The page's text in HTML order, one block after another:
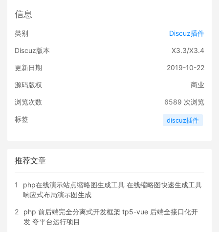
信息
类别 Discuz插件
Discuz版本 X3.3/X3.4
更新日期 2019-10-22
源码版权 商业
浏览次数 6589 次浏览
标签 discuz插件
推荐文章
1
php在线演示站点缩略图生成工具 在线缩略图快速生成工具
响应式布局演示图生成
2
php 前后端完全分离式开发框架 tp5-vue 后端全接口化开
发 夸平台运行项目